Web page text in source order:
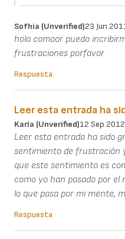
Sofhia (unverified)23 Jun
hola comoor puedo
frustraciones porfavor
Respuesta
Leer esta entrada ha
Karla (unverified)12 Sep 2012
Leer esta entrada ha sido
sentimiento de frustración
que este sentimiento es
como yo han pasado por
lo que pasa por mi mente,
Respuesta